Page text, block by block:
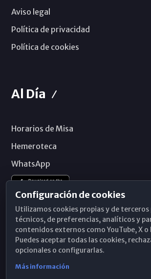
Aviso legal
Política de privacidad
Política de cookies
Al Día
Horarios de Misa
Hemeroteca
WhatsApp
Configuración de cookies
Utilizamos cookies propias y de terceros
técnicos, de preferencias, analíticos y
contenidos externos como YouTube, X
Puedes aceptar todas las cookies,
opcionales o configurarlas.
Más información